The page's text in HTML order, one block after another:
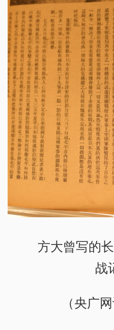
方大曾写的
战
（央广